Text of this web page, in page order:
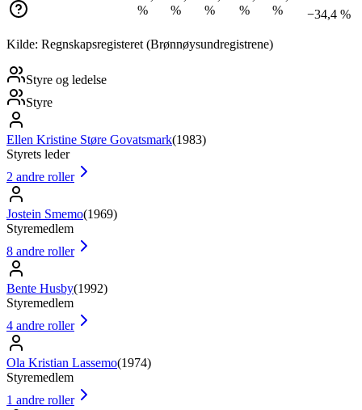
%
%
%
%
%
−34,4 %
Kilde: Regnskapsregisteret (Brønnøysundregistrene)
Styre og ledelse
Styre
Ellen Kristine Støre Govatsmark(1983)
Styrets leder
2 andre roller
Jostein Smemo(1969)
Styremedlem
8 andre roller
Bente Husby(1992)
Styremedlem
4 andre roller
Ola Kristian Lassemo(1974)
Styremedlem
1 andre roller